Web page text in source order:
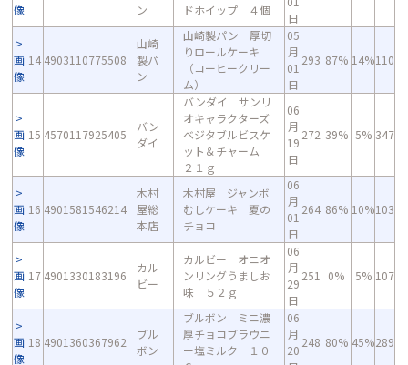
像
ン
ドホイップ ４個
日
画
像
14 4903110775508
山崎
製パ
ン
山崎製パン 厚切
りロールケーキ
（コーヒークリー
ム）
05
月
01
日
293 87% 14%110
画
像
15 4570117925405
バン
ダイ
バンダイ サンリ
オキャラクターズ
ベジタブルビスケ
ット＆チャーム
２１ｇ
06
月
19
日
272 39% 5% 347
画
像
16 4901581546214
木村
屋総
本店
木村屋 ジャンボ
むしケーキ 夏の
チョコ
06
月
01
日
264 86% 10%103
画
像
17 4901330183196
カル
ビー
カルビー オニオ
ンリングうましお
味 ５２ｇ
06
月
29
日
251 0% 5% 107
画
像
18 4901360367962
ブル
ボン
ブルボン ミニ濃
厚チョコブラウニ
ー塩ミルク １０
06
月
20
248 80% 45%289